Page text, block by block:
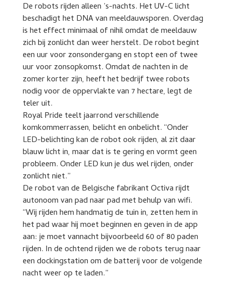
De robots rijden alleen ’s-nachts. Het UV-C licht
beschadigt het DNA van meeldauwsporen. Overdag
is het effect minimaal of nihil omdat de meeldauw
zich bij zonlicht dan weer herstelt. De robot begint
een uur voor zonsondergang en stopt een of twee
uur voor zonsopkomst. Omdat de nachten in de
zomer korter zijn, heeft het bedrijf twee robots
nodig voor de oppervlakte van 7 hectare, legt de
teler uit.
Royal Pride teelt jaarrond verschillende
komkommerrassen, belicht en onbelicht. “Onder
LED-belichting kan de robot ook rijden, al zit daar
blauw licht in, maar dat is te gering en vormt geen
probleem. Onder LED kun je dus wel rijden, onder
zonlicht niet.”
De robot van de Belgische fabrikant Octiva rijdt
autonoom van pad naar pad met behulp van wifi.
“Wij rijden hem handmatig de tuin in, zetten hem in
het pad waar hij moet beginnen en geven in de app
aan: je moet vannacht bijvoorbeeld 60 of 80 paden
rijden. In de ochtend rijden we de robots terug naar
een dockingstation om de batterij voor de volgende
nacht weer op te laden.”